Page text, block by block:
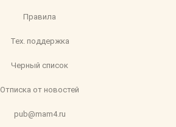
Правила
Тех. поддержка
Черный список
Отписка от новостей
pub@mam4.ru